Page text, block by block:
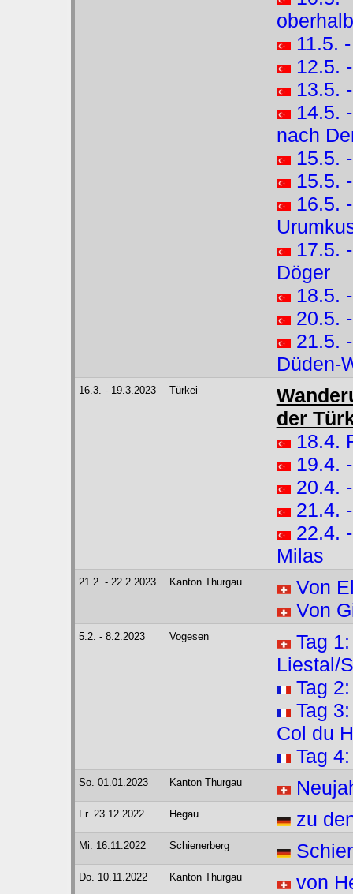
11.5.
12.5.
13.5.
14.5.
nach
15.5.
15.5.
16.5.
17.5.
Döger
18.5.
20.5.
21.5.
Düden-
16.3. - 19.3.2023 Türkei
der
18.4.
19.4.
20.4.
21.4.
22.4.
Milas
21.2. - 22.2.2023 Kanton Thurgau
Von
Von
5.2. - 8.2.2023 Vogesen
Tag
Liestal/
Tag
Tag
Col du
Tag
So. 01.01.2023 Kanton Thurgau
Fr. 23.12.2022 Hegau zu
Mi. 16.11.2022 Schienerberg
Do. 10.11.2022 Kanton Thurgau von